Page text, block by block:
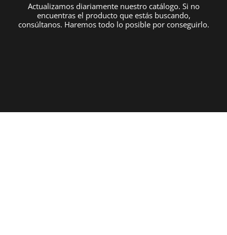
Actualizamos diariamente nuestro catálogo. Si no
encuentras el producto que estás buscando,
consúltanos. Haremos todo lo posible por conseguirlo.